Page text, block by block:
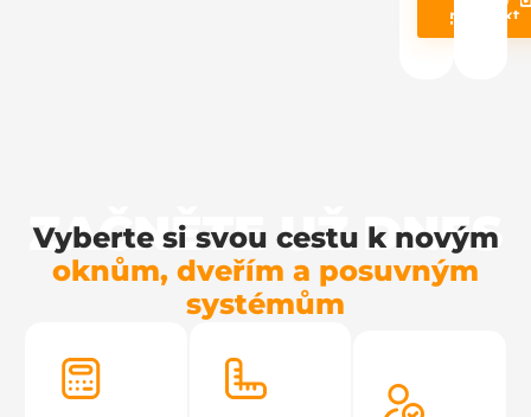
produkt
ZAČNĚTE UŽ DNES
Vyberte si svou cestu k novým
oknům, dveřím a posuvným
systémům